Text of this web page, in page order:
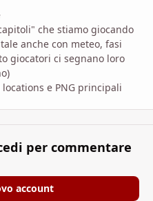
che stiamo giocando
anche con meteo, fasi
giocatori ci segnano loro
e PNG principali
per commentare
account